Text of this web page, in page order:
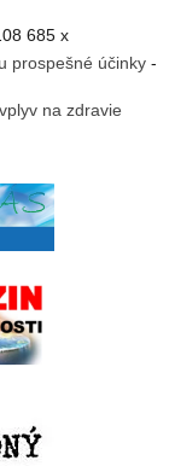
685 x
prospešné účinky -
na zdravie